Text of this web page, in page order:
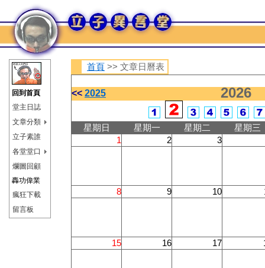
回到首頁
堂主日誌
文章分類
立子素誰
各堂堂口
爛圖回顧
轟功偉業
瘋狂下載
留言板
首頁 >> 文章日曆表
<< 2025 2026
星期日 星期一 星期二
星期三
1
2 3
8 9 10
15 16 17